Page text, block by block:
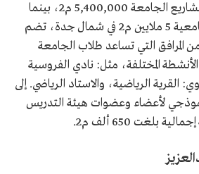
بلغت المساحة الإجمالية لمشاريع الجامعة 5,400,000 م2، بينما
بلغت مساحة المدينة الجامعية 5 ملايين م2 في شمال جدة، تضم
التي تساعد طلاب الجامعة
المختلفة، مثل: نادي الفروسية
القرية الرياضية، والاستاد الرياضي. إلى
لأعضاء وعضوات هيئة التدريس